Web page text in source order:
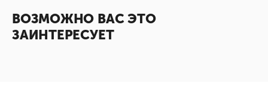
ВОЗМОЖНО ВАС ЭТО
ЗАИНТЕРЕСУЕТ